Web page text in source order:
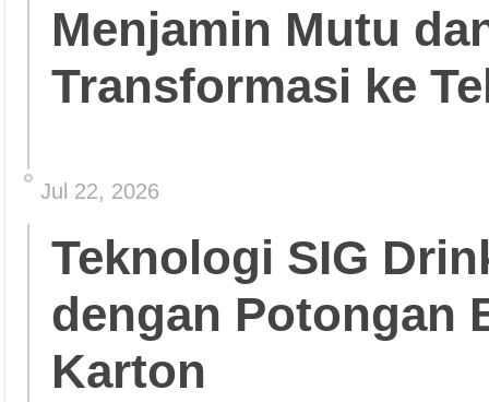
Menjamin Mutu
Transformasi ke
Jul 22, 2026
Teknologi SIG
dengan Potongan
Karton